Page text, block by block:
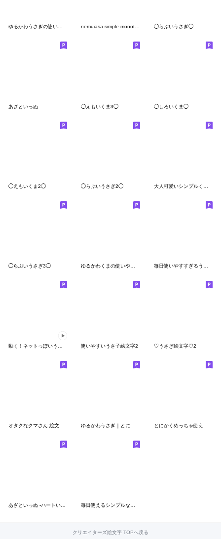
ゆるかわうさぎの使いやすい絵文字 nemuiasa simple monotone emoji ◯らぶいうさぎ◯
あざといっぬ ◯えもいくま3◯ ◯しろいくま◯
◯えもいくま2◯ ◯らぶいうさぎ2◯
◯らぶいうさぎ3◯ ゆるかわくまの使いやすい絵文字 毎日使いやすすぎるうっさっぎ。
使いやすいうさ子絵文字2 ♡うさぎ絵文字♡2
あざといっぬ -ハートいっぱい- 毎日使えるシンプルな手書き絵文字
クリエイターズ絵文字 TOPへ戻る